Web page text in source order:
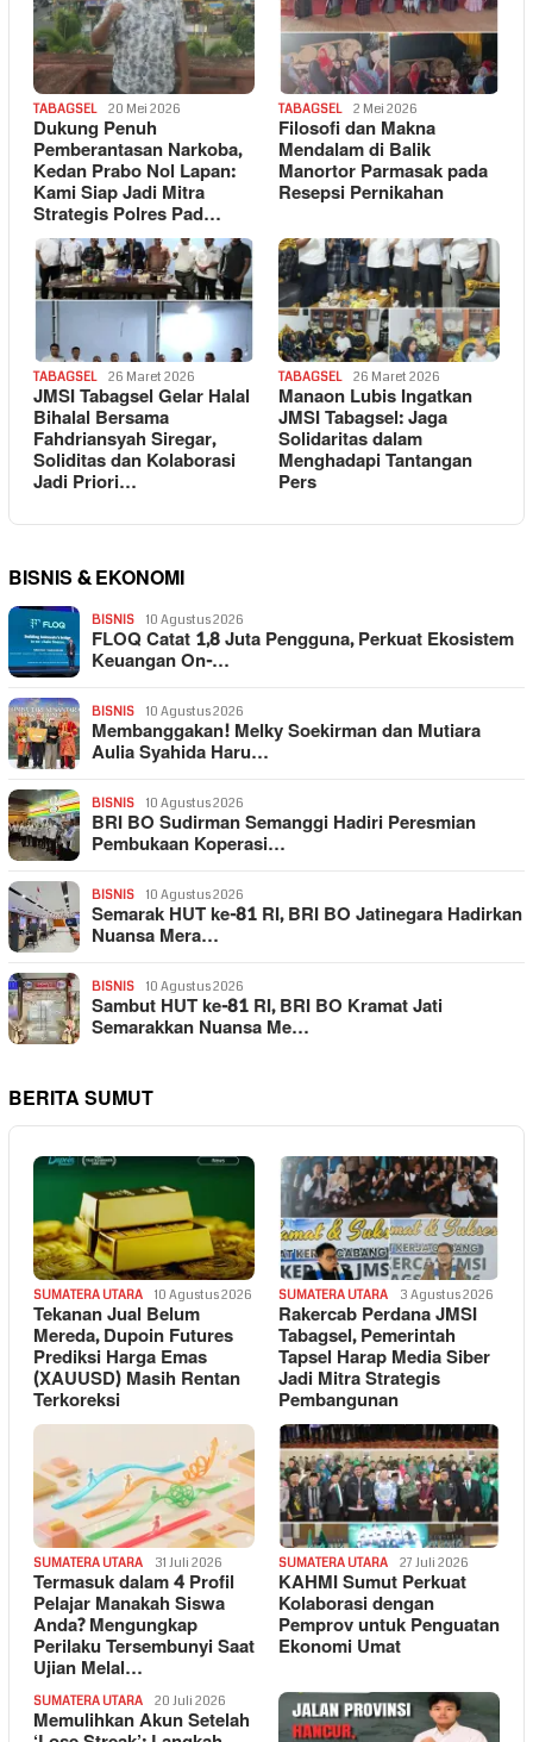
TABAGSEL 20 Mei 2026
Dukung Penuh
Pemberantasan Narkoba,
Kedan Prabo Nol Lapan:
Kami Siap Jadi Mitra
Strategis Polres Pad…
TABAGSEL 2 Mei 2026
Filosofi dan Makna
Mendalam di Balik
Manortor Parmasak pada
Resepsi Pernikahan
TABAGSEL 26 Maret 2026
JMSI Tabagsel Gelar Halal
Bihalal Bersama
Fahdriansyah Siregar,
Soliditas dan Kolaborasi
Jadi Priori…
TABAGSEL 26 Maret 2026
Manaon Lubis Ingatkan
JMSI Tabagsel: Jaga
Solidaritas dalam
Menghadapi Tantangan
Pers
BISNIS & EKONOMI
BISNIS 10 Agustus 2026
FLOQ Catat 1,8 Juta Pengguna, Perkuat Ekosistem
Keuangan On-…
BISNIS 10 Agustus 2026
Membanggakan! Melky Soekirman dan Mutiara
Aulia Syahida Haru…
BISNIS 10 Agustus 2026
BRI BO Sudirman Semanggi Hadiri Peresmian
Pembukaan Koperasi…
BISNIS 10 Agustus 2026
Semarak HUT ke-81 RI, BRI BO Jatinegara Hadirkan
Nuansa Mera…
BISNIS 10 Agustus 2026
Sambut HUT ke-81 RI, BRI BO Kramat Jati
Semarakkan Nuansa Me…
BERITA SUMUT
SUMATERA UTARA 10 Agustus 2026
Tekanan Jual Belum
Mereda, Dupoin Futures
Prediksi Harga Emas
(XAUUSD) Masih Rentan
Terkoreksi
SUMATERA UTARA 3 Agustus 2026
Rakercab Perdana JMSI
Tabagsel, Pemerintah
Tapsel Harap Media Siber
Jadi Mitra Strategis
Pembangunan
SUMATERA UTARA 31 Juli 2026
Termasuk dalam 4 Profil
Pelajar Manakah Siswa
Anda? Mengungkap
Perilaku Tersembunyi Saat
Ujian Melal…
SUMATERA UTARA 27 Juli 2026
KAHMI Sumut Perkuat
Kolaborasi dengan
Pemprov untuk Penguatan
Ekonomi Umat
SUMATERA UTARA 20 Juli 2026
Memulihkan Akun Setelah